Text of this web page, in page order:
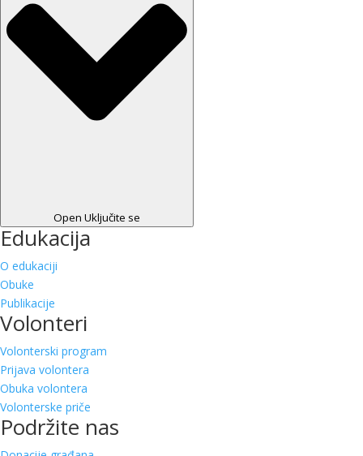
Open Uključite se
Edukacija
O edukaciji
Obuke
Publikacije
Volonteri
Volonterski program
Prijava volontera
Obuka volontera
Volonterske priče
Podržite nas